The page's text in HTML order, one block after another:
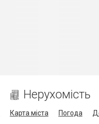
Нерухомість
Карта міста Погода